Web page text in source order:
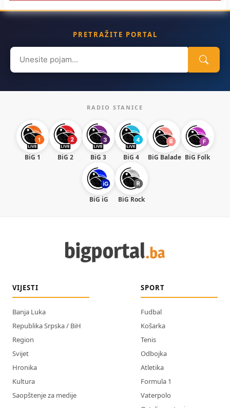
PRETRAŽITE PORTAL
Search
for:
RADIO STANICE
BiG 1 BiG 2 BiG 3 BiG 4 BiG Balade BiG Folk
BiG iG BiG Rock
VIJESTI
Banja Luka
Republika Srpska / BiH
Region
Svijet
Hronika
Kultura
Saopštenje za medije
SPORT
Fudbal
Košarka
Tenis
Odbojka
Atletika
Formula 1
Vaterpolo